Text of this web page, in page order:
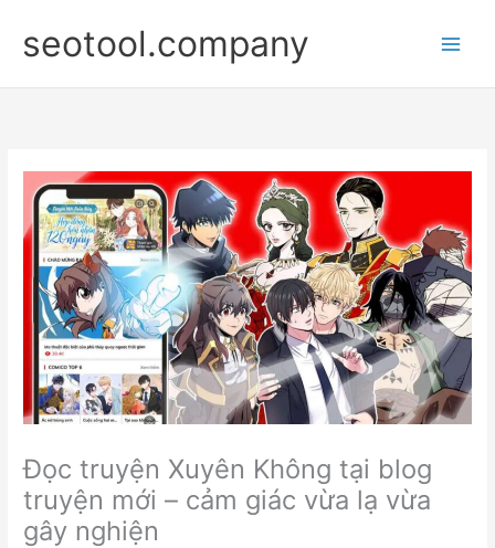
dung
seotool.company
Đọc truyện Xuyên Không tại blog
truyện mới – cảm giác vừa lạ vừa
gây nghiện